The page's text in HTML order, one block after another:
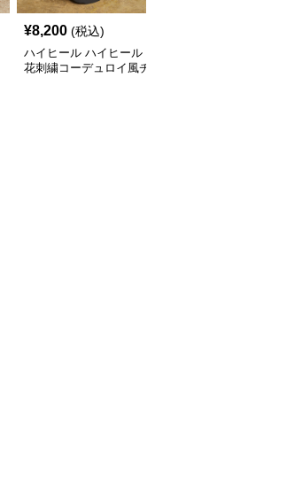
¥8,200 (税込)
ハイヒール ハイヒール
花刺繍コーデュロイ風チ